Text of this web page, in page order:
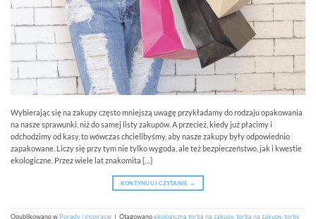
Wybierając się na zakupy często mniejszą uwagę przykładamy do rodzaju opakowania
na nasze sprawunki, niż do samej listy zakupów. A przecież, kiedy już płacimy i
odchodzimy od kasy, to wówczas chcielibyśmy, aby nasze zakupy były odpowiednio
zapakowane. Liczy się przy tym nie tylko wygoda, ale też bezpieczeństwo, jak i kwestie
ekologiczne. Przez wiele lat znakomita […]
KONTYNUUJ CZYTANIE →
Opublikowano w Porady i inspiracje | Otagowanoekologiczna torba na zakupy, torba na zakupy, torby